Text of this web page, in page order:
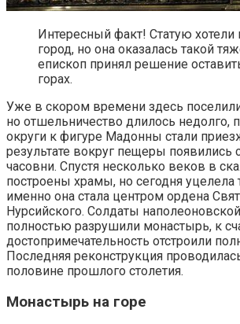
Интересный факт! Статую хотели
город, но она оказалась такой
епископ принял решение
горах.
Уже в скором времени здесь
но отшельничество длилось недолго,
округи к фигуре Мадонны стали
результате вокруг пещеры появились
часовни. Спустя несколько веков в
построены храмы, но сегодня уцелела
именно она стала центром ордена
Нурсийского. Солдаты
полностью разрушили монастырь, к
достопримечательность отстроили
Последняя реконструкция
половине прошлого столетия.
Монастырь на горе